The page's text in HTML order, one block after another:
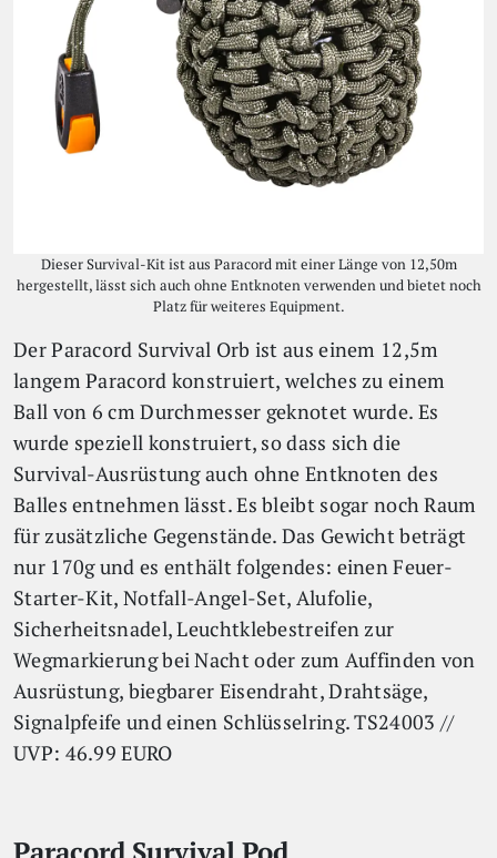
Dieser Survival-Kit ist aus Paracord mit einer Länge von 12,50m
hergestellt, lässt sich auch ohne Entknoten verwenden und bietet noch
Platz für weiteres Equipment.
Der Paracord Survival Orb ist aus einem 12,5m
langem Paracord konstruiert, welches zu einem
Ball von 6 cm Durchmesser geknotet wurde. Es
wurde speziell konstruiert, so dass sich die
Survival-Ausrüstung auch ohne Entknoten des
Balles entnehmen lässt. Es bleibt sogar noch Raum
für zusätzliche Gegenstände. Das Gewicht beträgt
nur 170g und es enthält folgendes: einen Feuer-
Starter-Kit, Notfall-Angel-Set, Alufolie,
Sicherheitsnadel, Leuchtklebestreifen zur
Wegmarkierung bei Nacht oder zum Auffinden von
Ausrüstung, biegbarer Eisendraht, Drahtsäge,
Signalpfeife und einen Schlüsselring. TS24003 //
UVP: 46.99 EURO
Paracord Survival Pod